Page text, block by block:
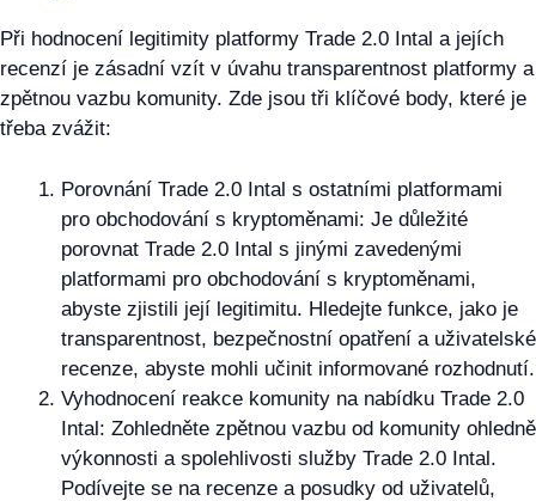
Při hodnocení legitimity platformy Trade 2.0 Intal a jejích
recenzí je zásadní vzít v úvahu transparentnost platformy a
zpětnou vazbu komunity. Zde jsou tři klíčové body, které je
třeba zvážit:
Porovnání Trade 2.0 Intal s ostatními platformami
pro obchodování s kryptoměnami: Je důležité
porovnat Trade 2.0 Intal s jinými zavedenými
platformami pro obchodování s kryptoměnami,
abyste zjistili její legitimitu. Hledejte funkce, jako je
transparentnost, bezpečnostní opatření a uživatelské
recenze, abyste mohli učinit informované rozhodnutí.
Vyhodnocení reakce komunity na nabídku Trade 2.0
Intal: Zohledněte zpětnou vazbu od komunity ohledně
výkonnosti a spolehlivosti služby Trade 2.0 Intal.
Podívejte se na recenze a posudky od uživatelů,